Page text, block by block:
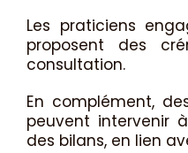
Les praticiens
proposent des
consultation.
En complément,
peuvent intervenir
des bilans, en lien